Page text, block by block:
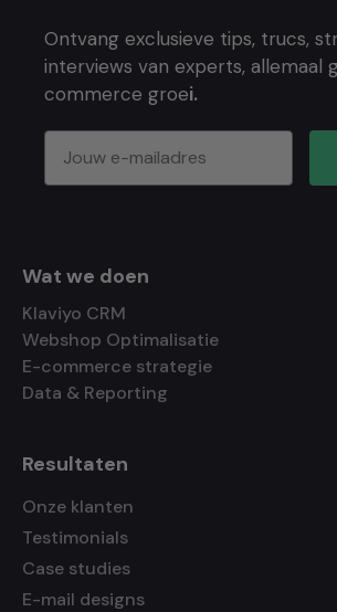
Ontvang exclusieve tips, trucs,
interviews van experts, allemaal
commerce groei.
Wat we doen
Klaviyo CRM
Webshop Optimalisatie
E-commerce strategie
Data & Reporting
Resultaten
Onze klanten
Testimonials
Case studies
E-mail designs